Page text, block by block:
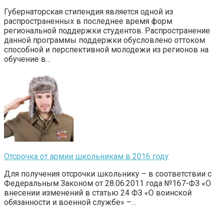
Губернаторская стипендия является одной из
распространенных в последнее время форм
региональной поддержки студентов. Распространение
данной программы поддержки обусловлено оттоком
способной и перспективной молодежи из регионов на
обучение в…
Отсрочка от армии школьникам в 2016 году
Для получения отсрочки школьнику – в соответствии с
Федеральным Законом от 28.06.2011 года №167-ФЗ «О
внесении изменений в статью 24 ФЗ «О воинской
обязанности и военной службе» –…